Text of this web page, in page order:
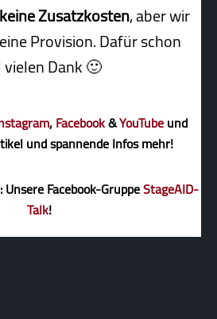
keine Zusatzkosten, aber wir
Pro­vi­sion. Dafür schon
Dank 🙂
,Facebook&YouTubeund
und spannende Infos mehr!
Facebook-GruppeStageAID-
Talk!